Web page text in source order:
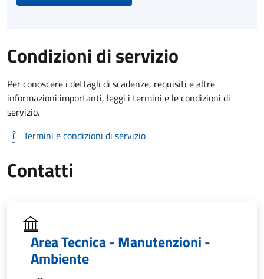
Condizioni di servizio
Per conoscere i dettagli di scadenze, requisiti e altre
informazioni importanti, leggi i termini e le condizioni di
servizio.
Termini e condizioni di servizio
Contatti
Area Tecnica - Manutenzioni -
Ambiente